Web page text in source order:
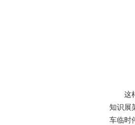
这
知识展
车临时